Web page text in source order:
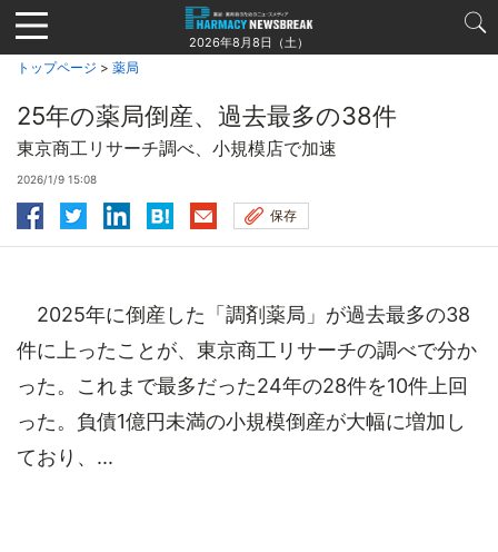
Jump
to
navigation
2026年8月8日（土）
トップページ > 薬局
25年の薬局倒産、過去最多の38件
東京商工リサーチ調べ、小規模店で加速
2026/1/9 15:08
保存
2025年に倒産した「調剤薬局」が過去最多の38
件に上ったことが、東京商工リサーチの調べで分か
った。これまで最多だった24年の28件を10件上回
った。負債1億円未満の小規模倒産が大幅に増加し
ており、...